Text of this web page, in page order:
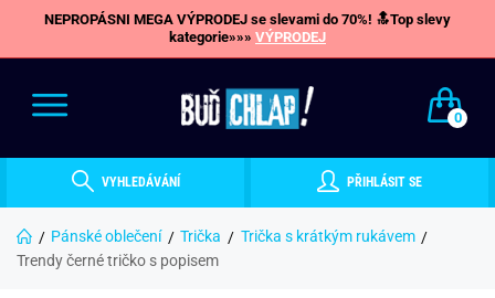
NEPROPÁSNI MEGA VÝPRODEJ se slevami do 70%! 🔝Top slevy
kategorie»»» VÝPRODEJ
0
VYHLEDÁVÁNÍ PŘIHLÁSIT SE
Pánské oblečení Trička
Trička s krátkým rukávem
Trendy černé tričko s popisem